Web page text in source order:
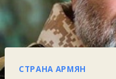
СТРАНА АРМЯН